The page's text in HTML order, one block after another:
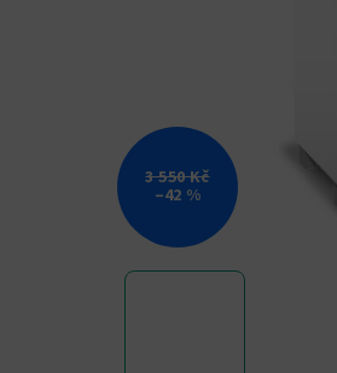
3 550 Kč
–42 %